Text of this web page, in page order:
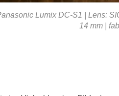
Lumix DC-S1 | Lens:
14 mm |